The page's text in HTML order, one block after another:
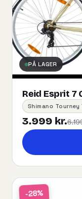
PÅ LAGER
Reid Esprit 7
Shimano
3.999 kr.
-28%